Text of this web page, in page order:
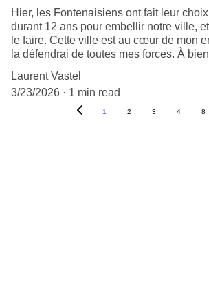
Hier, les Fontenaisiens ont fait leur
durant 12 ans pour embellir notre ville,
le faire. Cette ville est au cœur de mon
la défendrai de toutes mes forces. À
Laurent Vastel
3/23/2026
1 min read
1 2 3 4 8